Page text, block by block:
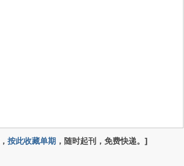
， 按此收藏单期 ，随时起刊，免费快递。]